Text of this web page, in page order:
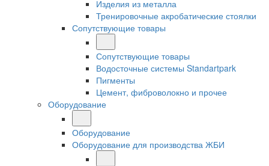
Изделия из металла
Тренировочные акробатические стоялки
Сопутствующие товары
Сопутствующие товары
Водосточные системы Standartpark
Пигменты
Цемент, фиброволокно и прочее
Оборудование
Оборудование
Оборудование для производства ЖБИ